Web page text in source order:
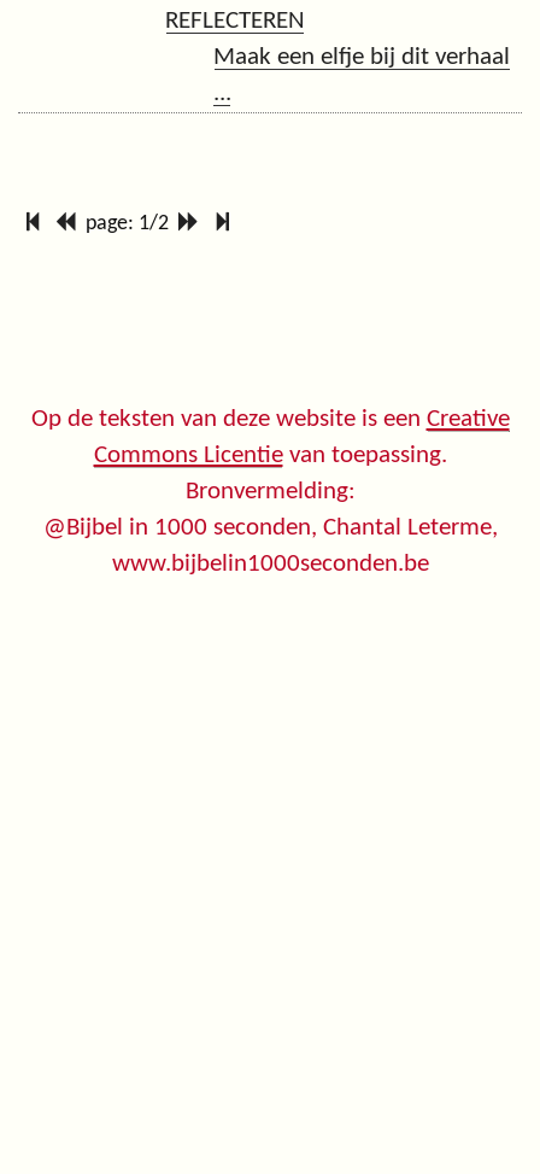
REFLECTEREN
Maak een elfje bij dit verhaal
...
page: 1/2
Op de teksten van deze website is een Creative
Commons Licentievan toepassing.
Bronvermelding:
@Bijbel in 1000 seconden, Chantal Leterme,
www.bijbelin1000seconden.be